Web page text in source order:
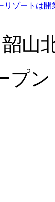
山
プン